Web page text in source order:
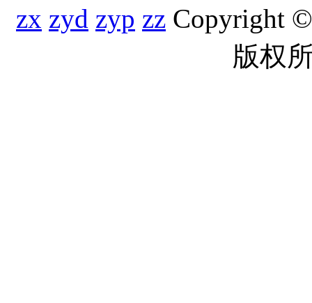
zx zyd zyp zz Copyright
版权